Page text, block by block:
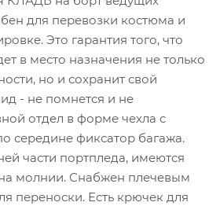
для перевозки костюма и
Это гарантия того, что
в место назначения не только
но и сохранит свой
- не помнется и не
отдел в форме чехла с
середине фиксатор багажа.
части портпледа, имеются
молнии. Снабжен плечевым
переноски. Есть крючек для